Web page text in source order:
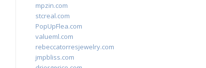
mpzin.com
stcreal.com
PopUpFlea.com
valueml.com
rebeccatorresjewelry.com
jmpbliss.com